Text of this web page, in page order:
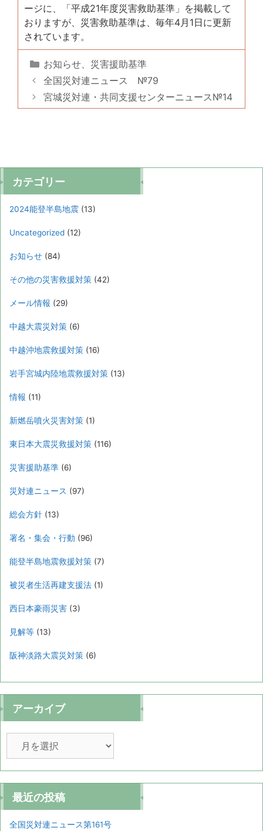
ージに、「平成21年度災害救助基準」を掲載して
おりますが、災害救助基準は、毎年4月1日に更新
されています。
カ
テ
ゴ
リ
お知らせ、 災害援助基準
全国災対連ニュース №79
宮城災対連・共同支援センターニュース№14
カテゴリー
2024能登半島地震 (13)
Uncategorized (12)
お知らせ (84)
その他の災害救援対策 (42)
メール情報 (29)
中越大震災対策 (6)
中越沖地震救援対策 (16)
岩手宮城内陸地震救援対策 (13)
情報 (11)
新燃岳噴火災害対策 (1)
東日本大震災救援対策 (116)
災害援助基準 (6)
災対連ニュース (97)
総会方針 (13)
署名・集会・行動 (96)
能登半島地震救援対策 (7)
被災者生活再建支援法 (1)
西日本豪雨災害 (3)
見解等 (13)
阪神淡路大震災対策 (6)
アーカイブ
カ
イ
ブ
最近の投稿
全国災対連ニュース第161号